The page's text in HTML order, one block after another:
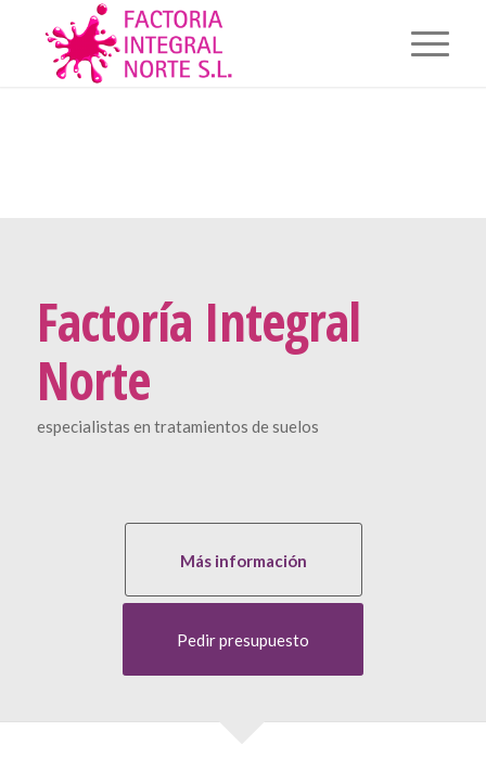
Factoría Integral
Norte
especialistas en tratamientos de suelos
Más información
Pedir presupuesto